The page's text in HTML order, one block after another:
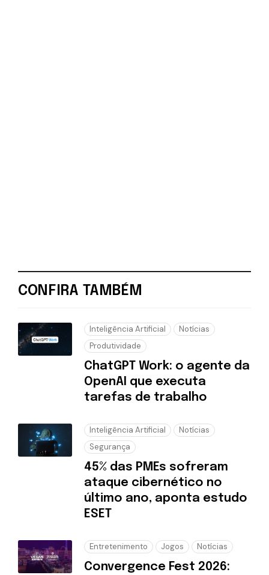
CONFIRA TAMBÉM
Inteligência Artificial
Notícias
Produtividade
ChatGPT Work: o agente da
OpenAI que executa
tarefas de trabalho
Inteligência Artificial
Notícias
Segurança
45% das PMEs sofreram
ataque cibernético no
último ano, aponta estudo
ESET
Entretenimento Jogos Notícias
Convergence Fest 2026: